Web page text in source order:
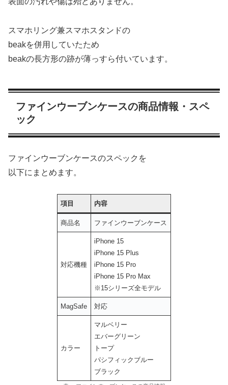
スマホリング兼スマホスタンドの
beakを併用していたため
beakの長方形の跡が薄っすら付いています。
ファインウーブンケースの商品情報・スペ
ック
ファインウーブンケースのスペックを
以下にまとめます。
項目 内容
商品名 ファインウーブンケース
対応機種
iPhone 15
iPhone 15 Plus
iPhone 15 Pro
iPhone 15 Pro Max
※15シリーズ全モデル
MagSafe 対応
カラー
マルベリー
エバーグリーン
トープ
パシフィックブルー
ブラック